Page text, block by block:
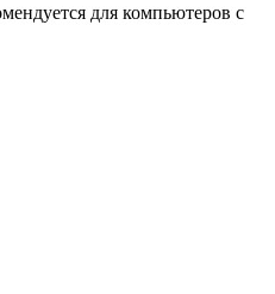
для компьютеров с